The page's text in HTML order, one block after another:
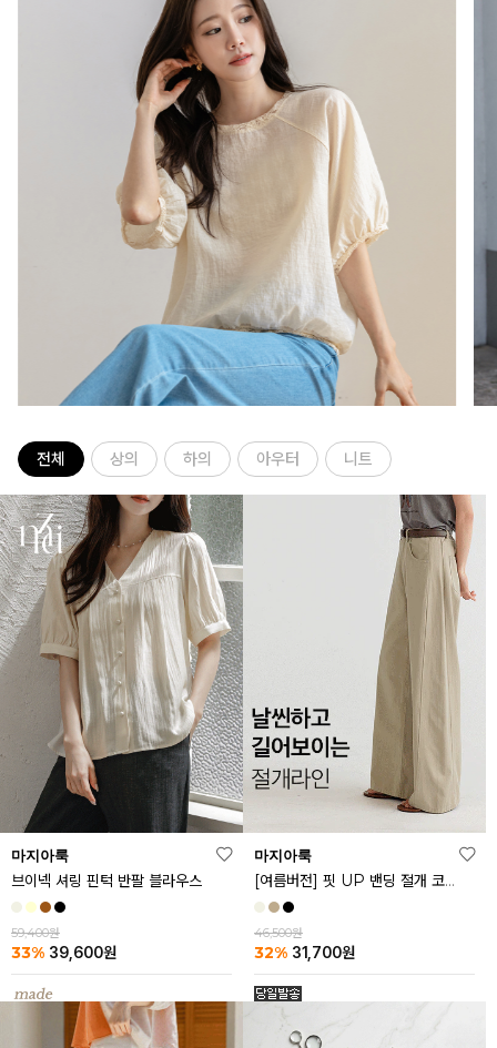
전체 상의 하의 아우터 니트
마지아룩
브이넥 셔링 핀턱 반팔 블라우스
59,400원
33% 39,600원
마지아룩
[여름버전] 핏 UP 밴딩 절개 코튼 팬츠
46,500원
32% 31,700원